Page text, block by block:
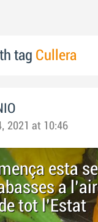
tag Cullera
2021 at 10:46
esta
a
tot l’Estat